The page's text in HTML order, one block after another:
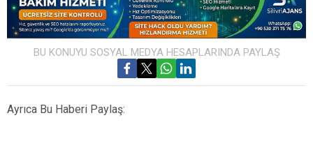
BU KONUYU SOSYAL MEDYA HESAPLARINDA PAYLAŞ
Ayrıca Bu Haberi Paylaş: